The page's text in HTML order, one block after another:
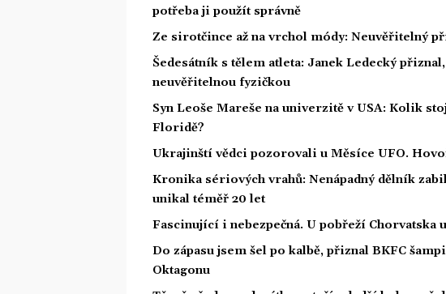
potřeba ji použít správně
Ze sirotčince až na vrchol módy: Neuvěřitelný
Šedesátník s tělem atleta: Janek Ledecký
neuvěřitelnou fyzičkou
Syn Leoše Mareše na univerzitě v USA: Kolik
Floridě?
Ukrajinští vědci pozorovali u Měsíce UFO.
Kronika sériových vrahů: Nenápadný dělník
unikal téměř 20 let
Fascinující i nebezpečná. U pobřeží Chorvatska
Do zápasu jsem šel po kalbě, přiznal BKFC
Oktagonu